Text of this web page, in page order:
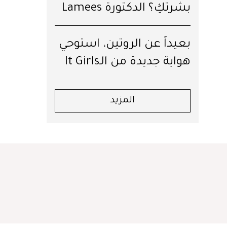
بشرتكِ؟ الدكتورة Lamees
Hamdan تكشف لكِ السرّ!
بعيداً عن الروتين، استوحي
هواية جديدة من الـIt Girls
المزيد